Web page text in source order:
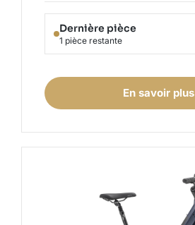
Dernière pièce
1 pièce restante
En savoir plus